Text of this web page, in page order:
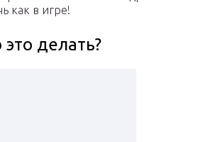
как в игре!
делать?